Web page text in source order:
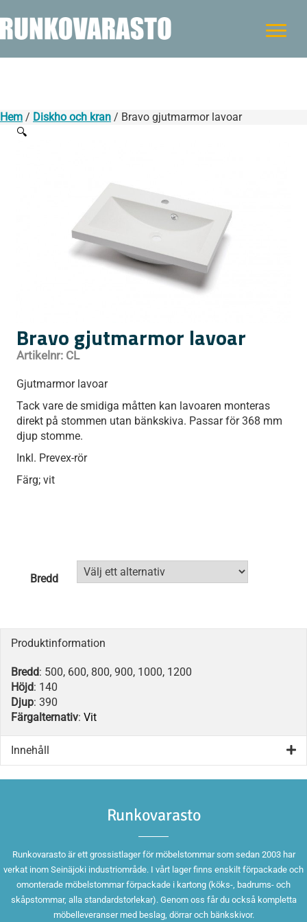
Hem / Diskho och kran / Bravo gjutmarmor lavoar
🔍
Bravo gjutmarmor lavoar
Artikelnr: CL
Gjutmarmor lavoar
Tack vare de smidiga måtten kan lavoaren monteras
direkt på stommen utan bänkskiva. Passar för 368 mm
djup stomme.
Inkl. Prevex-rör
Färg; vit
Bredd
Produktinformation
Bredd: 500, 600, 800, 900, 1000, 1200
Höjd: 140
Djup: 390
Färgalternativ: Vit
Innehåll
Runkovarasto
Runkovarasto är ett grossistlager för möbelstommar som sedan 2003 har
verkat inom Seinäjoki industriområde. I vårt lager finns enskilt förpackade och
omonterade möbelstommar förpackade i kartong (köks-, badrums- och
skåpstommar, alla standardstorlekar). Genom oss får du också kompletta
möbelleveranser med beslag, dörrar och bänkskivor.